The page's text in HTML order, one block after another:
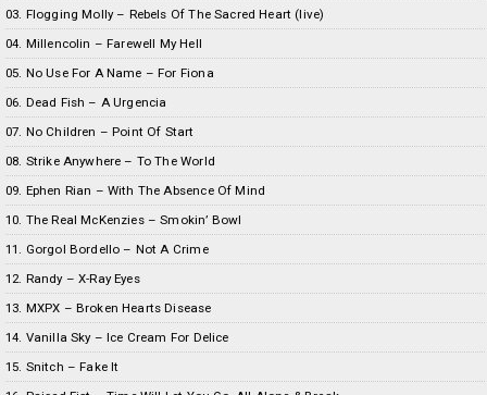
03. Flogging Molly – Rebels Of The Sacred Heart (live)
04. Millencolin – Farewell My Hell
05. No Use For A Name – For Fiona
06. Dead Fish – A Urgencia
07. No Children – Point Of Start
08. Strike Anywhere – To The World
09. Ephen Rian – With The Absence Of Mind
10. The Real McKenzies – Smokin’ Bowl
11. Gorgol Bordello – Not A Crime
12. Randy – X-Ray Eyes
13. MXPX – Broken Hearts Disease
14. Vanilla Sky – Ice Cream For Delice
15. Snitch – Fake It